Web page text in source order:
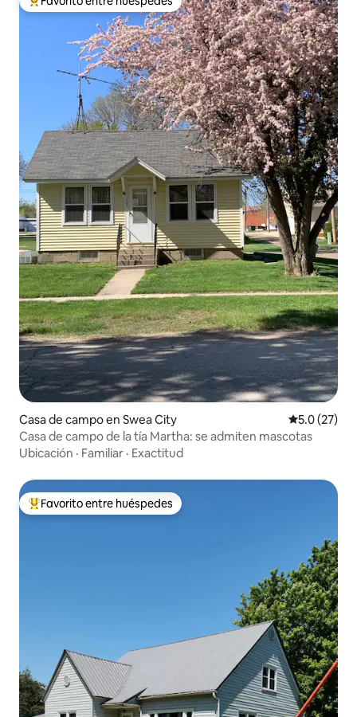
Favorito entre huéspedes preferido
Casa de campo en Swea City Calificación
5.0 (27)
Casa de campo de la tía Martha: se admiten mascotas
Ubicación · Familiar · Exactitud
Favorito entre huéspedes preferido
Favorito entre huéspedes